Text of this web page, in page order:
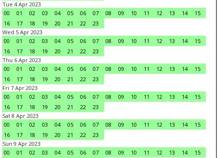
Tue 4 Apr 2023
00
01 02 03 04 05 06 07 08 09 10 11 12 13 14
15
16
17 18 19 20 21 22
23
Wed 5 Apr 2023
00
01 02 03 04 05 06 07 08 09 10 11 12 13 14
15
16
17 18 19 20 21 22
23
Thu 6 Apr 2023
00
01 02 03 04 05 06 07 08 09 10 11 12 13 14
15
16
17 18 19 20 21 22
23
Fri 7 Apr 2023
00
01 02 03 04 05 06 07 08 09 10 11 12 13 14
15
16
17 18 19 20 21 22
23
Sat 8 Apr 2023
00
01 02 03 04 05 06 07 08 09 10 11 12 13 14
15
16
17 18 19 20 21 22
23
Sun 9 Apr 2023
00
01 02 03 04 05 06 07 08 09 10 11 12 13 14
15